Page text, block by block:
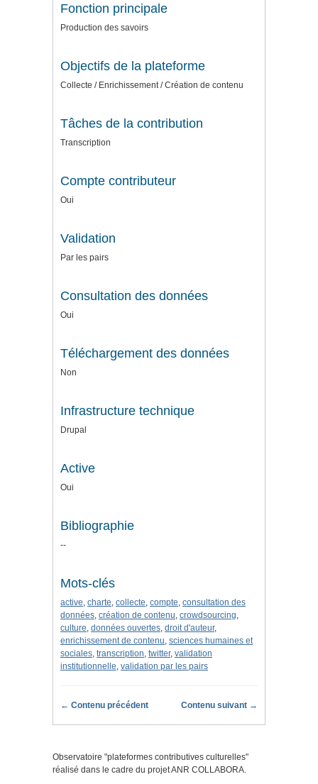
Fonction principale
Production des savoirs
Objectifs de la plateforme
Collecte / Enrichissement / Création de contenu
Tâches de la contribution
Transcription
Compte contributeur
Oui
Validation
Par les pairs
Consultation des données
Oui
Téléchargement des données
Non
Infrastructure technique
Drupal
Active
Oui
Bibliographie
--
Mots-clés
active, charte, collecte, compte, consultation des
données, création de contenu, crowdsourcing,
culture, données ouvertes, droit d'auteur,
enrichissement de contenu, sciences humaines et
sociales, transcription, twitter, validation
institutionnelle, validation par les pairs
← Contenu précédent Contenu suivant →
Observatoire "plateformes contributives culturelles"
réalisé dans le cadre du projet ANR COLLABORA.